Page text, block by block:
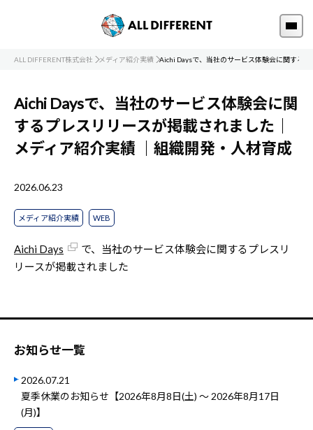
ALL DIFFERENT株式会社 メディア紹介実績 Aichi Daysで、当社のサービス体験会に関する
Aichi Daysで、当社のサービス体験会に関
するプレスリリースが掲載されました｜
メディア紹介実績
｜組織開発・人材育成
2026.06.23
メディア紹介実績 WEB
Aichi Days
で、当社のサービス体験会に関するプレスリ
リースが掲載されました
お知らせ一覧
2026.07.21
夏季休業のお知らせ【2026年8月8日(土) ～ 2026年8月17日
(月)】